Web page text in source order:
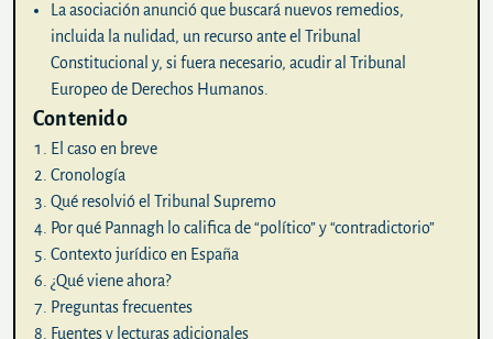
La asociación anunció que buscará nuevos remedios,
incluida la nulidad, un recurso ante el Tribunal
Constitucional y, si fuera necesario, acudir al Tribunal
Europeo de Derechos Humanos.
Contenido
El caso en breve
Cronología
Qué resolvió el Tribunal Supremo
Por qué Pannagh lo califica de “político” y “contradictorio”
Contexto jurídico en España
¿Qué viene ahora?
Preguntas frecuentes
Fuentes y lecturas adicionales